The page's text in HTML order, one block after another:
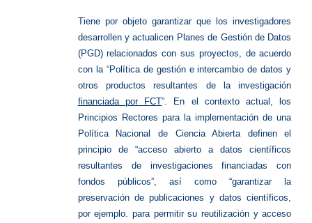
Tiene por objeto garantizar que los investigadores
desarrollen y actualicen Planes de Gestión de Datos
(PGD) relacionados con sus proyectos, de acuerdo
con la “Política de gestión e intercambio de datos y
otros productos resultantes de la investigación
financiada por FCT”. En el contexto actual, los
Principios Rectores para la implementación de una
Política Nacional de Ciencia Abierta definen el
principio de “acceso abierto a datos científicos
resultantes de investigaciones financiadas con
fondos públicos”, así como “garantizar la
preservación de publicaciones y datos científicos,
por ejemplo. para permitir su reutilización y acceso